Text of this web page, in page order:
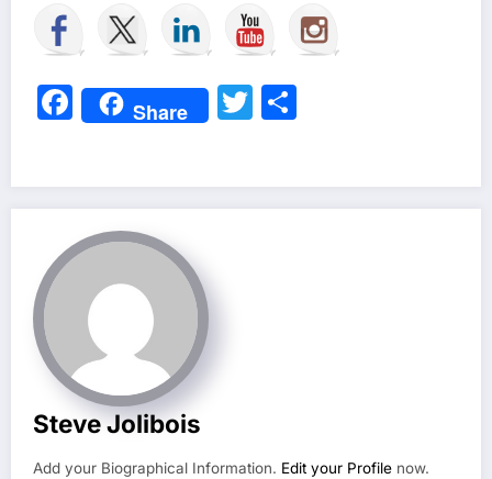
Facebook
Share Twitter
Steve Jolibois
Add your Biographical Information. Edit your Profile now.